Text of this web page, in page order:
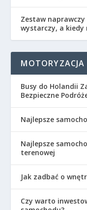
Zestaw
wystarczy, a
MOTORYZACJA
Busy do Holandii
Bezpieczne
Najlepsze
Najlepsze
terenowej
Jak zadbać o
Czy warto